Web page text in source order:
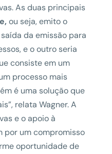
As duas principais
ou seja, emito o
da emissão para
e o outro seria
consiste em um
processo mais
é uma solução que
relata Wagner. A
e o apoio à
por um compromisso
oportunidade de